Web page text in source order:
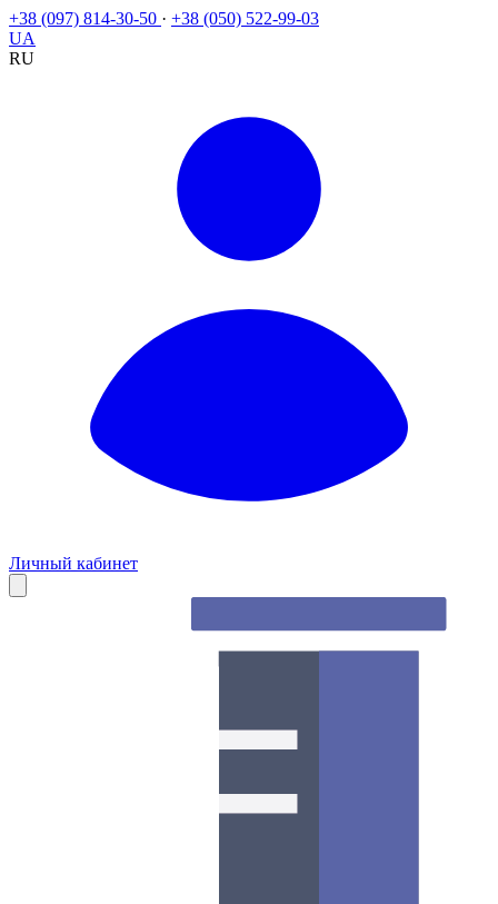
+38 (097) 814-30-50 · +38 (050) 522-99-03
UA
RU
Личный кабинет